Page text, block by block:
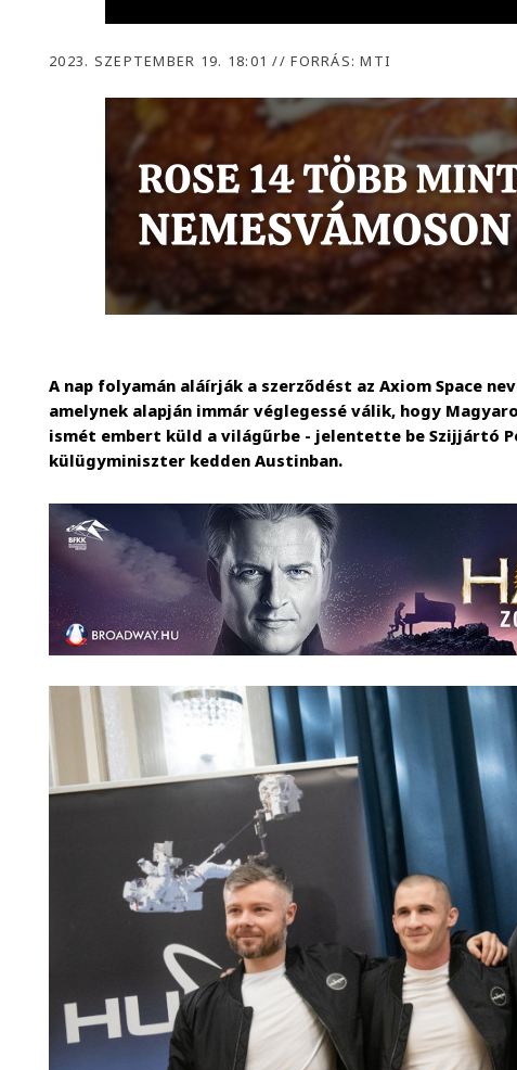
2023. SZEPTEMBER 19. 18:01// FORRÁS: MTI
A nap folyamán aláírják a szerződést az Axiom Space
amelynek alapján immár véglegessé válik, hogy
ismét embert küld a világűrbe - jelentette be Szijjártó
külügyminiszter kedden Austinban.